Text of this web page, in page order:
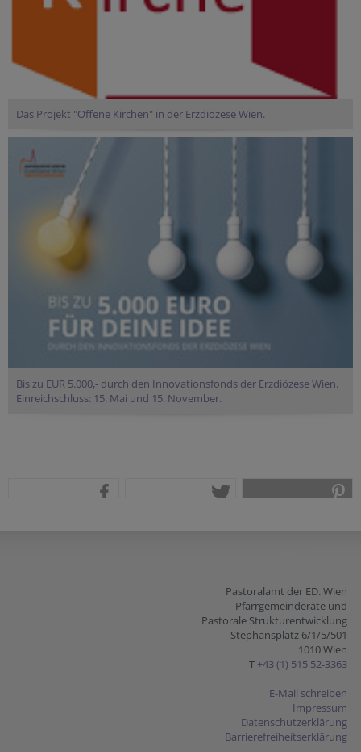
Das Projekt "Offene Kirchen" in der Erzdiözese Wien.
Bis zu EUR 5.000,- durch den Innovationsfonds der Erzdiözese Wien.
Einreichschluss: 15. Mai und 15. November.
Pastoralamt der ED. Wien
Pfarrgemeinderäte und
Pastorale Strukturentwicklung
Stephansplatz 6/1/5/501
1010 Wien
T +43 (1) 515 52-3363
E-Mail schreiben
Impressum
Datenschutzerklärung
Barrierefreiheitserklärung